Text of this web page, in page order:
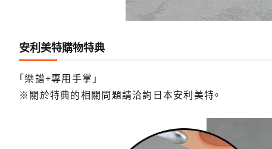
安利美特購物特典
「樂譜+專用手掌」
※關於特典的相關問題請洽詢日本安利美特。